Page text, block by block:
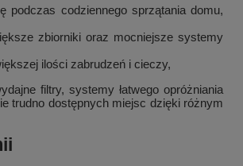
codziennego sprzątania domu,
zbiorniki oraz mocniejsze systemy
ilości zabrudzeń i cieczy,
filtry, systemy łatwego opróżniania
trudno dostępnych miejsc dzięki różnym